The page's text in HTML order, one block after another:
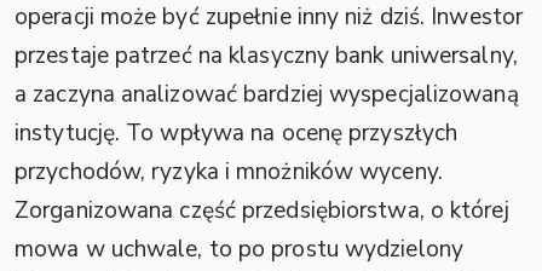
operacji może być zupełnie inny niż dziś. Inwestor
przestaje patrzeć na klasyczny bank uniwersalny,
a zaczyna analizować bardziej wyspecjalizowaną
instytucję. To wpływa na ocenę przyszłych
przychodów, ryzyka i mnożników wyceny.
Zorganizowana część przedsiębiorstwa, o której
mowa w uchwale, to po prostu wydzielony